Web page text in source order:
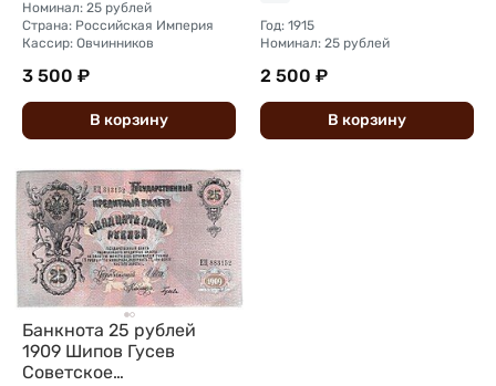
Номинал: 25 рублей
Страна: Российская Империя
Кассир: Овчинников
3 500 ₽
В корзину
Год: 1915
Номинал: 25 рублей
2 500 ₽
В корзину
Банкнота 25 рублей
1909 Шипов Гусев
Советское